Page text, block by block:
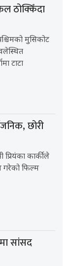
ठोक्किँदा
मुसिकोट
टाटा
छोरी
प्रियंका कार्कीले
गरेको फिल्म
सांसद